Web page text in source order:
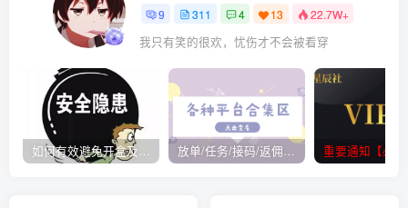
9 311 4 13 22.7W+
我只有笑的很欢，忧伤才不会被看穿
如何有效避免开盒及开盒流程 放单/任务/接码/返佣/平台/合集 重要通知【必